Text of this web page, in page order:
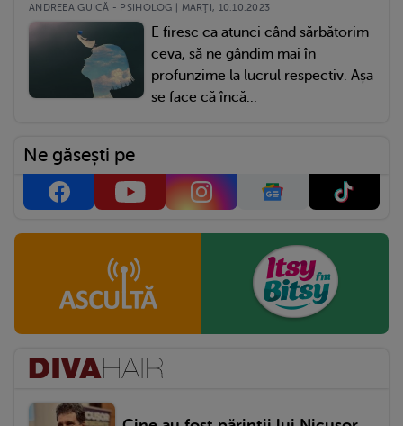
ANDREEA GUICĂ - PSIHOLOG | MARŢI, 10.10.2023
E firesc ca atunci când sărbătorim
ceva, să ne gândim mai în
profunzime la lucrul respectiv. Așa
se face că încă...
Ne găsești pe